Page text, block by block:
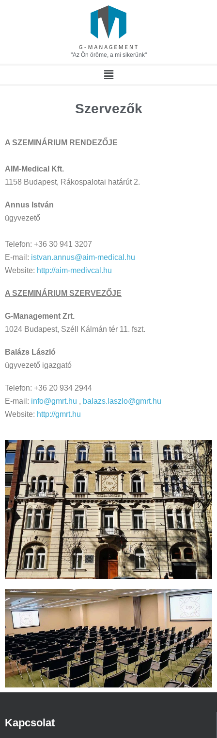
"Az Ön öröme, a mi sikerünk"
Szervezők
A SZEMINÁRIUM RENDEZŐJE
AIM-Medical Kft.
1158 Budapest, Rákospalotai határút 2.
Annus István
ügyvezető
Telefon: +36 30 941 3207
E-mail: istvan.annus@aim-medical.hu
Website: http://aim-medivcal.hu
A SZEMINÁRIUM SZERVEZŐJE
G-Management Zrt.
1024 Budapest, Széll Kálmán tér 11. fszt.
Balázs László
ügyvezető igazgató
Telefon: +36 20 934 2944
E-mail: info@gmrt.hu , balazs.laszlo@gmrt.hu
Website: http://gmrt.hu
Kapcsolat